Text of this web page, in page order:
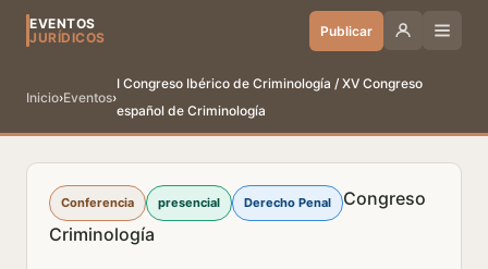
EVENTOS
JURÍDICOS
Publicar
Inicio›Eventos›
I Congreso Ibérico de Criminología / XV Congreso
español de Criminología
Conferencia presencial Derecho Penal
Congreso
Criminología